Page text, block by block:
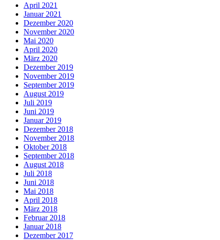
April 2021
Januar 2021
Dezember 2020
November 2020
Mai 2020
April 2020
März 2020
Dezember 2019
November 2019
September 2019
August 2019
Juli 2019
Juni 2019
Januar 2019
Dezember 2018
November 2018
Oktober 2018
September 2018
August 2018
Juli 2018
Juni 2018
Mai 2018
April 2018
März 2018
Februar 2018
Januar 2018
Dezember 2017